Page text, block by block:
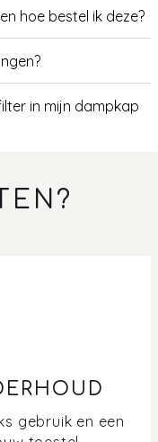
hoe bestel ik deze?
in mijn dampkap
van de
gebruik en een